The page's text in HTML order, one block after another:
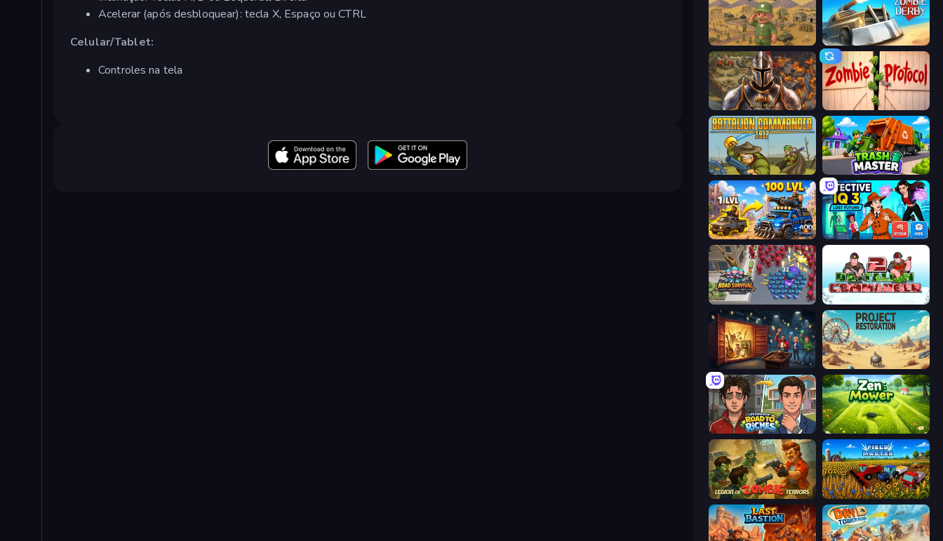
Acelerar (após desbloquear): tecla X, Espaço ou CTRL
Celular/Tablet:
Controles na tela
Army Base Of America Zombie Derby
Khan Wars Zombie Protocol
Battalion Commander 1917 Trash Master
AOD - Art Of Defense Detective IQ 3
Road Survival Battalion Commander 2
Container Auction Project Restoration
Life Simulator: Road to Riches Zen Mower
Legion of Zombie Terrors Field Master